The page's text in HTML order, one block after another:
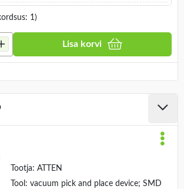
1)
Lisa korvi
Tootja: ATTEN
Tool: vacuum pick and place device; SMD